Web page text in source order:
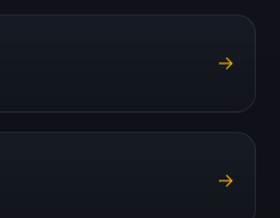
→
→